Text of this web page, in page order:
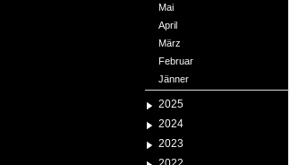
Mai
April
März
Februar
Jänner
2025
2024
2023